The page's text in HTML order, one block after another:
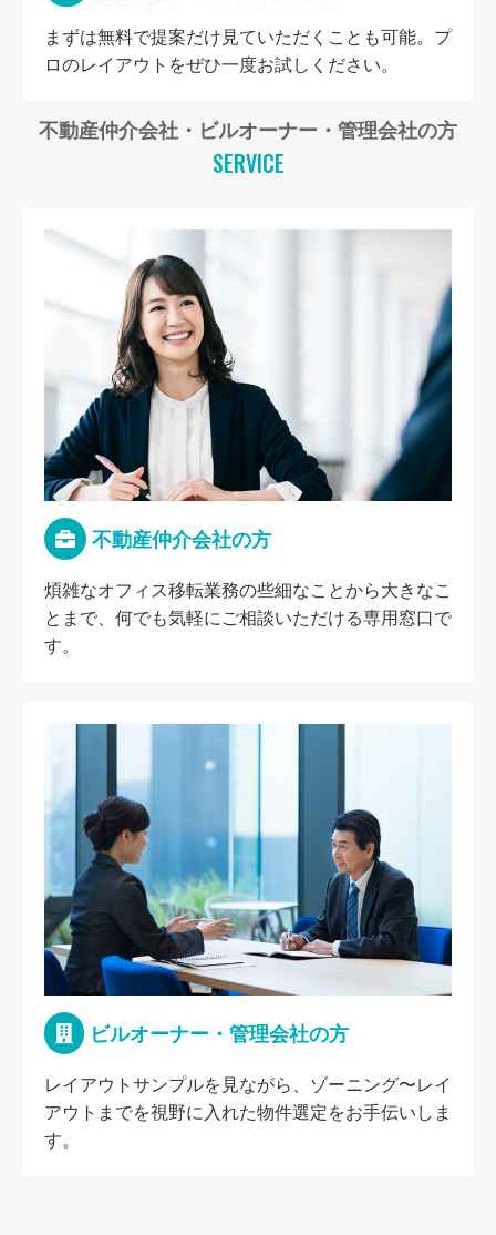
まずは無料で提案だけ見ていただくことも可能。プ
ロのレイアウトをぜひ一度お試しください。
不動産仲介会社・ビルオーナー・管理会社の方
SERVICE
不動産仲介会社の方
煩雑なオフィス移転業務の些細なことから大きなこ
とまで、何でも気軽にご相談いただける専用窓口で
す。
ビルオーナー・管理会社の方
レイアウトサンプルを見ながら、ゾーニング〜レイ
アウトまでを視野に入れた物件選定をお手伝いしま
す。